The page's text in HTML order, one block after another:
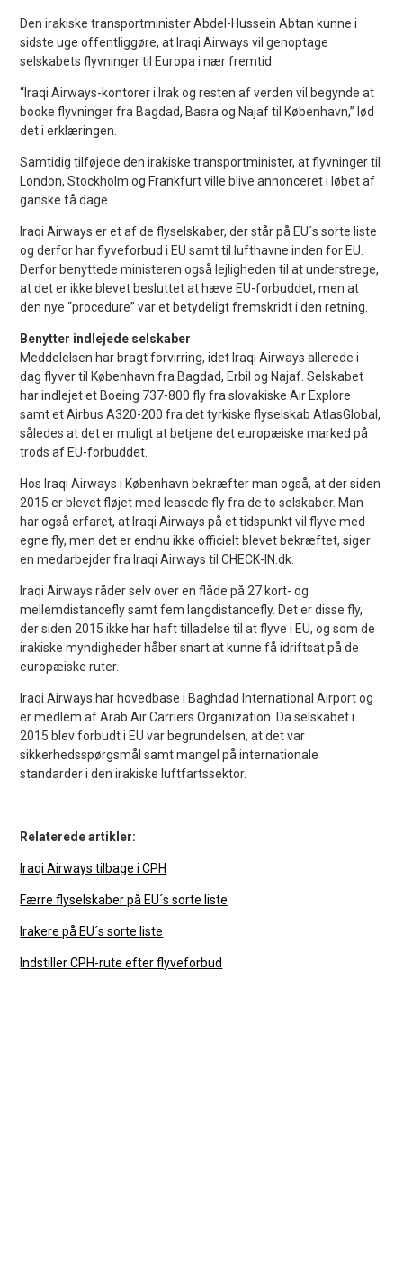
Den irakiske transportminister Abdel-Hussein Abtan kunne i
sidste uge offentliggøre, at Iraqi Airways vil genoptage
selskabets flyvninger til Europa i nær fremtid.
“Iraqi Airways-kontorer i Irak og resten af verden vil begynde at
booke flyvninger fra Bagdad, Basra og Najaf til København,” lød
det i erklæringen.
Samtidig tilføjede den irakiske transportminister, at flyvninger til
London, Stockholm og Frankfurt ville blive annonceret i løbet af
ganske få dage.
Iraqi Airways er et af de flyselskaber, der står på EU´s sorte liste
og derfor har flyveforbud i EU samt til lufthavne inden for EU.
Derfor benyttede ministeren også lejligheden til at understrege,
at det er ikke blevet besluttet at hæve EU-forbuddet, men at
den nye “procedure” var et betydeligt fremskridt i den retning.
Benytter indlejede selskaber
Meddelelsen har bragt forvirring, idet Iraqi Airways allerede i
dag flyver til København fra Bagdad, Erbil og Najaf. Selskabet
har indlejet et Boeing 737-800 fly fra slovakiske Air Explore
samt et Airbus A320-200 fra det tyrkiske flyselskab AtlasGlobal,
således at det er muligt at betjene det europæiske marked på
trods af EU-forbuddet.
Hos Iraqi Airways i København bekræfter man også, at der siden
2015 er blevet fløjet med leasede fly fra de to selskaber. Man
har også erfaret, at Iraqi Airways på et tidspunkt vil flyve med
egne fly, men det er endnu ikke officielt blevet bekræftet, siger
en medarbejder fra Iraqi Airways til CHECK-IN.dk.
Iraqi Airways råder selv over en flåde på 27 kort- og
mellemdistancefly samt fem langdistancefly. Det er disse fly,
der siden 2015 ikke har haft tilladelse til at flyve i EU, og som de
irakiske myndigheder håber snart at kunne få idriftsat på de
europæiske ruter.
Iraqi Airways har hovedbase i Baghdad International Airport og
er medlem af Arab Air Carriers Organization. Da selskabet i
2015 blev forbudt i EU var begrundelsen, at det var
sikkerhedsspørgsmål samt mangel på internationale
standarder i den irakiske luftfartssektor.
Relaterede artikler:
Iraqi Airways tilbage i CPH
Færre flyselskaber på EU´s sorte liste
Irakere på EU´s sorte liste
Indstiller CPH-rute efter flyveforbud